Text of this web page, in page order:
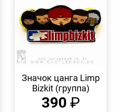
ПРОСМОТР
Значок цанга Limp
Bizkit (группа)
390 ₽